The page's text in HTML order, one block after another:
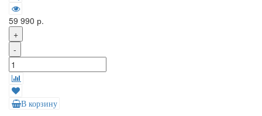
59 990 р.
+
-
В корзину